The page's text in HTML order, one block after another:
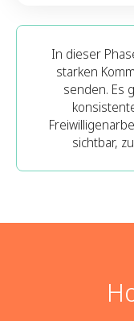
In dieser
starken
senden. Es
sichtbar,